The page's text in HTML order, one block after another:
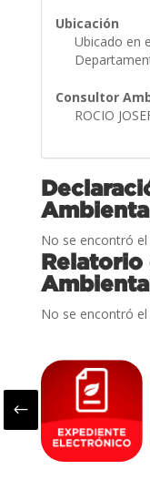
Ubicación
Ubicado en
Consultor
ROCIO
No se encontró
Relatorio
No se encontró el
#